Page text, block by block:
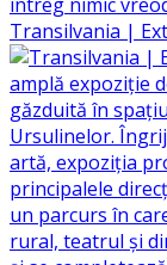
Transilvania |